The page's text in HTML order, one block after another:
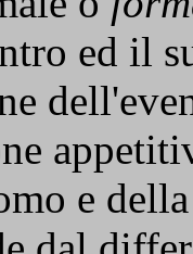
ed il
e